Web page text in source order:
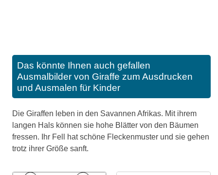
Das könnte Ihnen auch gefallen
Ausmalbilder von Giraffe zum Ausdrucken
und Ausmalen für Kinder
Die Giraffen leben in den Savannen Afrikas. Mit ihrem
langen Hals können sie hohe Blätter von den Bäumen
fressen. Ihr Fell hat schöne Fleckenmuster und sie gehen
trotz ihrer Größe sanft.